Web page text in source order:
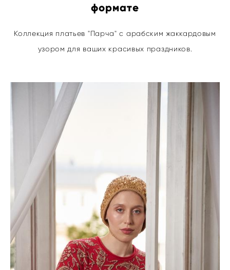
формате
Коллекция платьев "Парча" с арабским жаккардовым
узором для ваших красивых праздников.